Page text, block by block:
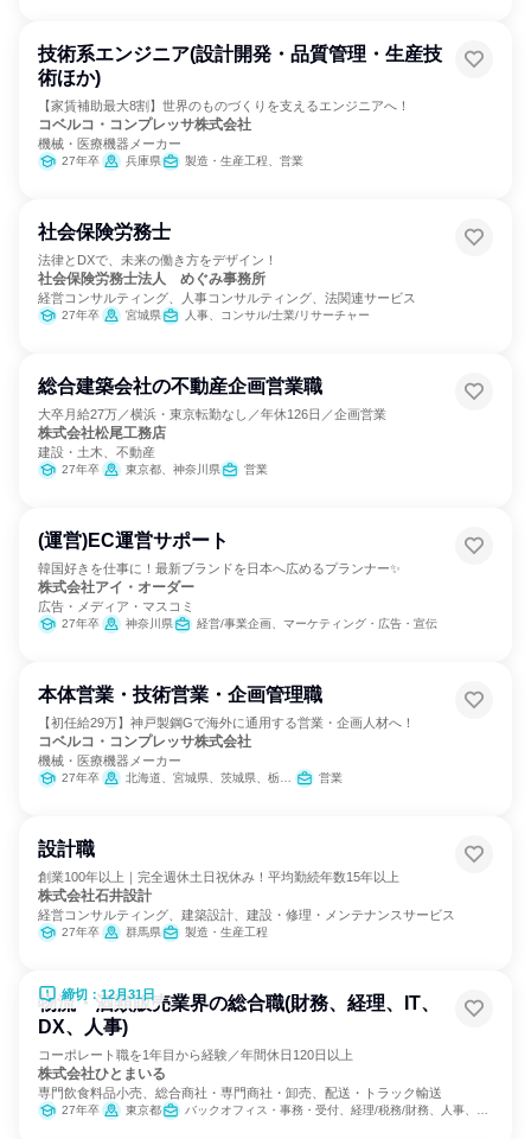
技術系エンジニア(設計開発・品質管理・生産技
術ほか)
【家賃補助最大8割】世界のものづくりを支えるエンジニアへ！
コベルコ・コンプレッサ株式会社
機械・医療機器メーカー
27年卒 兵庫県 製造・生産工程、営業
社会保険労務士
法律とDXで、未来の働き方をデザイン！
社会保険労務士法人 めぐみ事務所
経営コンサルティング、人事コンサルティング、法関連サービス
27年卒 宮城県 人事、コンサル/士業/リサーチャー
総合建築会社の不動産企画営業職
大卒月給27万／横浜・東京転勤なし／年休126日／企画営業
株式会社松尾工務店
建設・土木、不動産
27年卒 東京都、神奈川県 営業
(運営)EC運営サポート
韓国好きを仕事に！最新ブランドを日本へ広めるプランナー✨
株式会社アイ・オーダー
広告・メディア・マスコミ
27年卒 神奈川県 経営/事業企画、マーケティング・広告・宣伝
本体営業・技術営業・企画管理職
【初任給29万】神戸製鋼Gで海外に通用する営業・企画人材へ！
コベルコ・コンプレッサ株式会社
機械・医療機器メーカー
27年卒 北海道、宮城県、茨城県、栃木県、埼玉県、東京都、新潟県、富山県、山梨県、静岡県、愛知県、大阪府、兵庫県、岡山県、広島県、香川県、福岡県 営業
設計職
創業100年以上｜完全週休土日祝休み！平均勤続年数15年以上
株式会社石井設計
経営コンサルティング、建築設計、建設・修理・メンテナンスサービス
27年卒 群馬県 製造・生産工程
締切：12月31日
物流・酒類販売業界の総合職(財務、経理、IT、
DX、人事)
コーポレート職を1年目から経験／年間休日120日以上
株式会社ひとまいる
専門飲食料品小売、総合商社・専門商社・卸売、配送・トラック輸送
27年卒 東京都 バックオフィス・事務・受付、経理/税務/財務、人事、総務、法務/知財、IT、マーケティング・広告・宣伝